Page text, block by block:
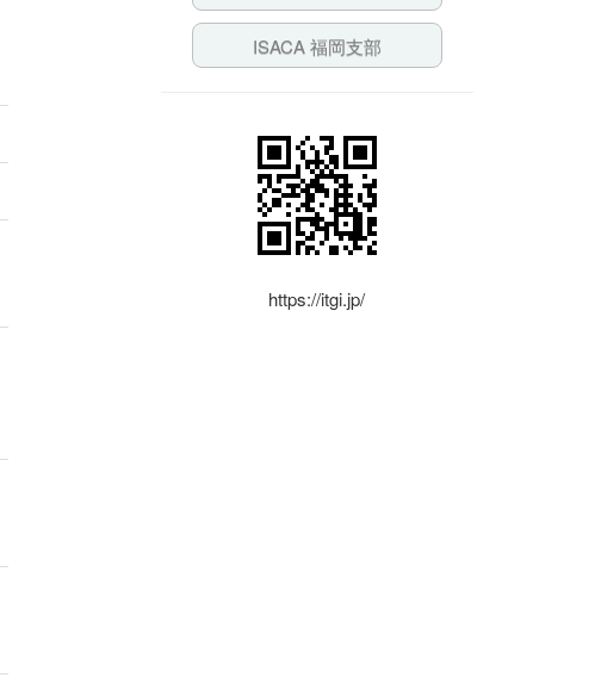
ISACA 福岡支部
https://itgi.jp/